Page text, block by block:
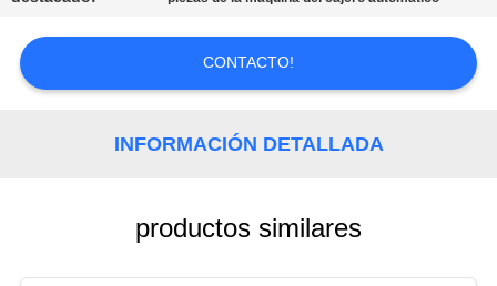
PIDA
UNA
CONTACTO!
INFORMACIÓN DETALLADA
productos similares